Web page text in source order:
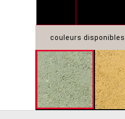
couleurs disponibles